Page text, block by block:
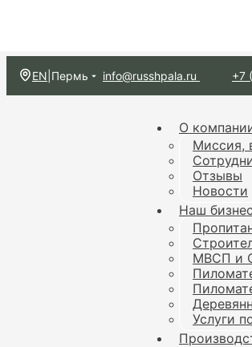
EN Пермь info@russhpala.ru +7
О
Миссия,
Отзывы
Новости
Наш бизнес
МВСП и
Услуги